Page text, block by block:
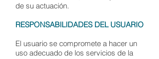
de su actuación.
RESPONSABILIDADES DEL USUARIO
El usuario se compromete a hacer un
uso adecuado de los servicios de la